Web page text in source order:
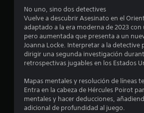
No uno, sino dos detectives
Vuelve a descubrir Asesinato en el
adaptado a la era moderna de 2023
pero aumentada que presenta a un
Joanna Locke. Interpretar a la detective
dirigir una segunda investigación
retrospectivas jugables en los Estados
Mapas mentales y resolución de líneas
Entra en la cabeza de Hércules Poirot
mentales y hacer deducciones,
adicional de profundidad al juego.